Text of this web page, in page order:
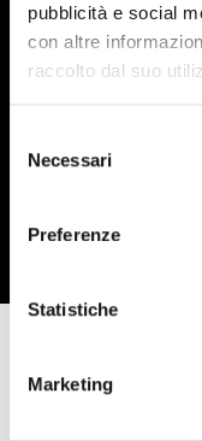
pubblicità e social
con altre
raccolto dal suo
delNecessari
Preferenze
Statistiche
Marketing
EXHIBITION
Abano Terme,
Activities